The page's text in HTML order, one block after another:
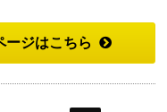
ージはこちら